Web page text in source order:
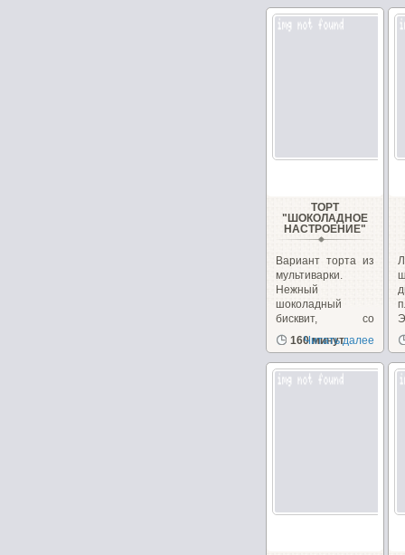
ТОРТ
"ШОКОЛАДНОЕ
НАСТРОЕНИЕ"
Вариант торта из
мультиварки.
Нежный
шоколадный
бисквит, со
сметанным
кремом...
160 минут
Читать далее